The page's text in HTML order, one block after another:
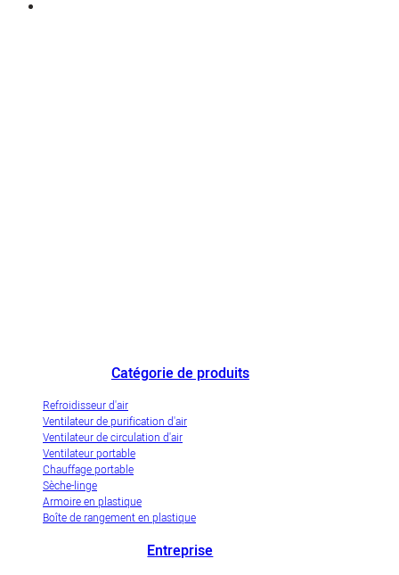
Catégorie de produits
Refroidisseur d'air
Ventilateur de purification d'air
Ventilateur de circulation d'air
Ventilateur portable
Chauffage portable
Sèche-linge
Armoire en plastique
Boîte de rangement en plastique
Entreprise